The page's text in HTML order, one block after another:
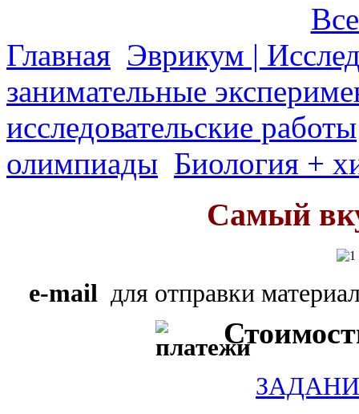
Главная Эврикум |
занимательные
исследовательские работы
олимпиады Биология +
Самый
e-mail для отправки